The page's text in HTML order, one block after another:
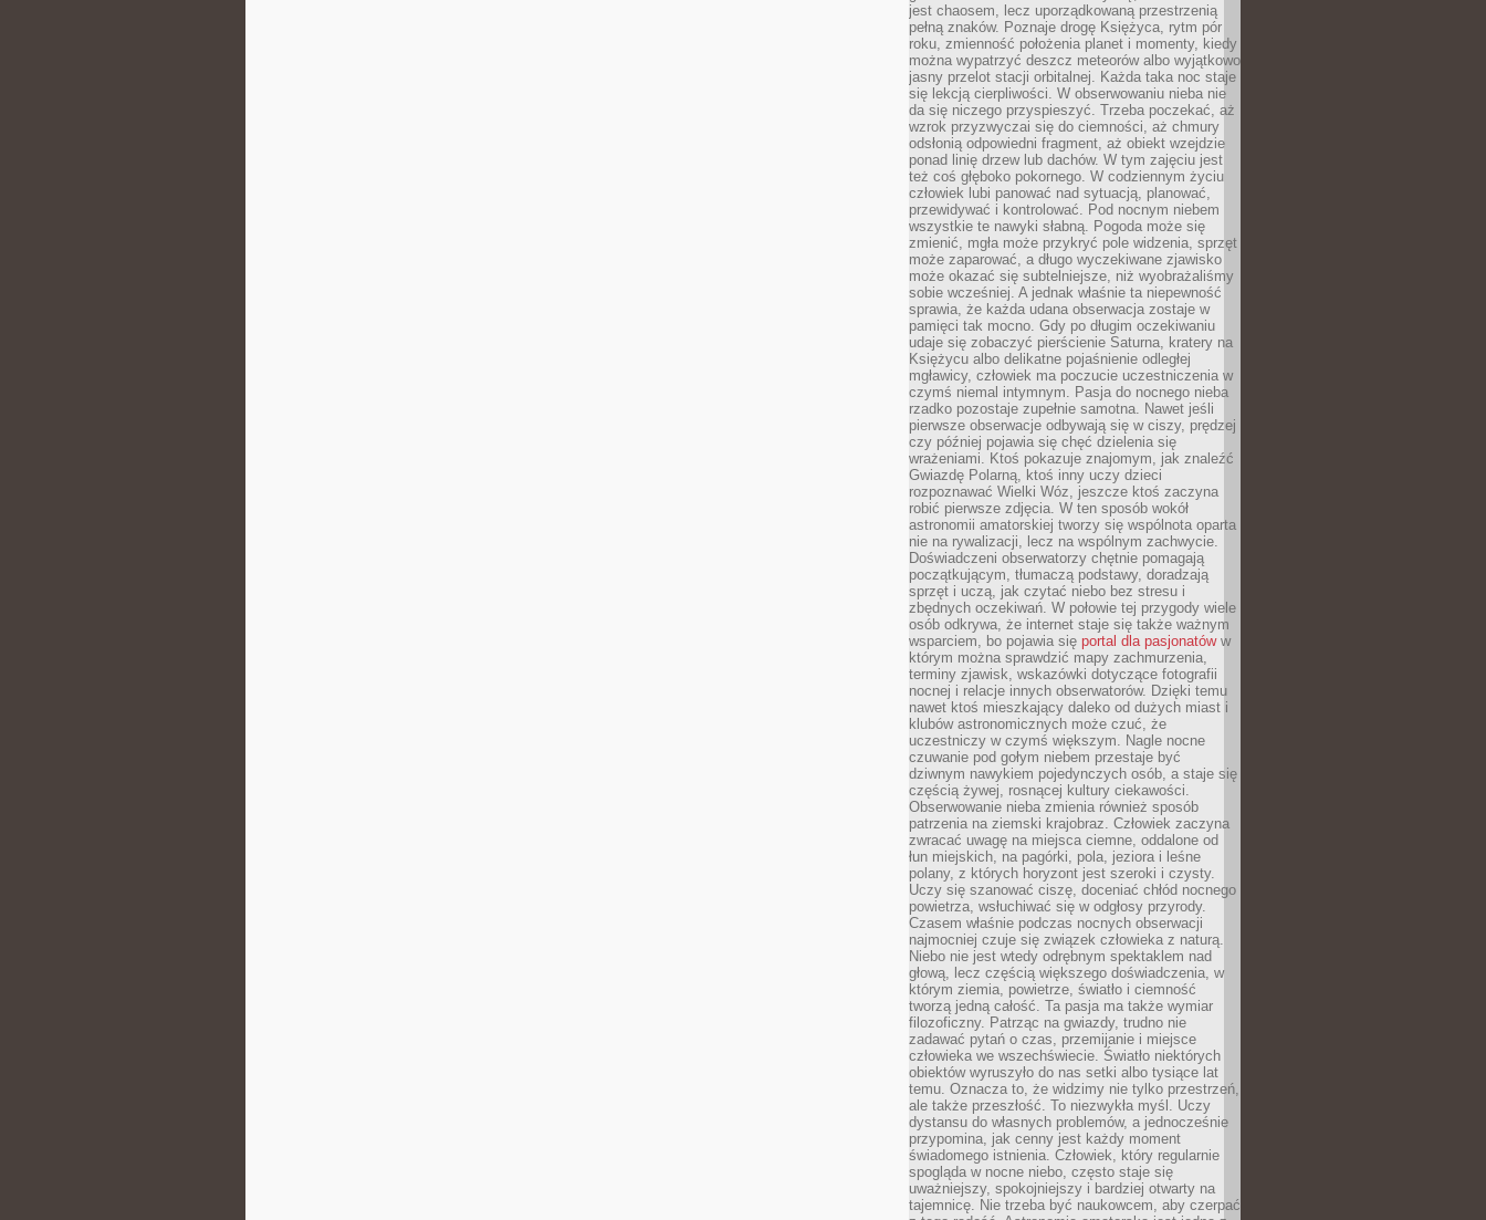
jest chaosem, lecz uporządkowaną przestrzenią
pełną znaków. Poznaje drogę Księżyca, rytm pór
roku, zmienność położenia planet i momenty, kiedy
można wypatrzyć deszcz meteorów albo wyjątkowo
jasny przelot stacji orbitalnej. Każda taka noc staje
się lekcją cierpliwości. W obserwowaniu nieba nie
da się niczego przyspieszyć. Trzeba poczekać, aż
wzrok przyzwyczai się do ciemności, aż chmury
odsłonią odpowiedni fragment, aż obiekt wzejdzie
ponad linię drzew lub dachów. W tym zajęciu jest
też coś głęboko pokornego. W codziennym życiu
człowiek lubi panować nad sytuacją, planować,
przewidywać i kontrolować. Pod nocnym niebem
wszystkie te nawyki słabną. Pogoda może się
zmienić, mgła może przykryć pole widzenia, sprzęt
może zaparować, a długo wyczekiwane zjawisko
może okazać się subtelniejsze, niż wyobrażaliśmy
sobie wcześniej. A jednak właśnie ta niepewność
sprawia, że każda udana obserwacja zostaje w
pamięci tak mocno. Gdy po długim oczekiwaniu
udaje się zobaczyć pierścienie Saturna, kratery na
Księżycu albo delikatne pojaśnienie odległej
mgławicy, człowiek ma poczucie uczestniczenia w
czymś niemal intymnym. Pasja do nocnego nieba
rzadko pozostaje zupełnie samotna. Nawet jeśli
pierwsze obserwacje odbywają się w ciszy, prędzej
czy później pojawia się chęć dzielenia się
wrażeniami. Ktoś pokazuje znajomym, jak znaleźć
Gwiazdę Polarną, ktoś inny uczy dzieci
rozpoznawać Wielki Wóz, jeszcze ktoś zaczyna
robić pierwsze zdjęcia. W ten sposób wokół
astronomii amatorskiej tworzy się wspólnota oparta
nie na rywalizacji, lecz na wspólnym zachwycie.
Doświadczeni obserwatorzy chętnie pomagają
początkującym, tłumaczą podstawy, doradzają
sprzęt i uczą, jak czytać niebo bez stresu i
zbędnych oczekiwań. W połowie tej przygody wiele
osób odkrywa, że internet staje się także ważnym
wsparciem, bo pojawia się portal dla pasjonatóww
którym można sprawdzić mapy zachmurzenia,
terminy zjawisk, wskazówki dotyczące fotografii
nocnej i relacje innych obserwatorów. Dzięki temu
nawet ktoś mieszkający daleko od dużych miast i
klubów astronomicznych może czuć, że
uczestniczy w czymś większym. Nagle nocne
czuwanie pod gołym niebem przestaje być
dziwnym nawykiem pojedynczych osób, a staje się
częścią żywej, rosnącej kultury ciekawości.
Obserwowanie nieba zmienia również sposób
patrzenia na ziemski krajobraz. Człowiek zaczyna
zwracać uwagę na miejsca ciemne, oddalone od
łun miejskich, na pagórki, pola, jeziora i leśne
polany, z których horyzont jest szeroki i czysty.
Uczy się szanować ciszę, doceniać chłód nocnego
powietrza, wsłuchiwać się w odgłosy przyrody.
Czasem właśnie podczas nocnych obserwacji
najmocniej czuje się związek człowieka z naturą.
Niebo nie jest wtedy odrębnym spektaklem nad
głową, lecz częścią większego doświadczenia, w
którym ziemia, powietrze, światło i ciemność
tworzą jedną całość. Ta pasja ma także wymiar
filozoficzny. Patrząc na gwiazdy, trudno nie
zadawać pytań o czas, przemijanie i miejsce
człowieka we wszechświecie. Światło niektórych
obiektów wyruszyło do nas setki albo tysiące lat
temu. Oznacza to, że widzimy nie tylko przestrzeń,
ale także przeszłość. To niezwykła myśl. Uczy
dystansu do własnych problemów, a jednocześnie
przypomina, jak cenny jest każdy moment
świadomego istnienia. Człowiek, który regularnie
spogląda w nocne niebo, często staje się
uważniejszy, spokojniejszy i bardziej otwarty na
tajemnicę. Nie trzeba być naukowcem, aby czerpać